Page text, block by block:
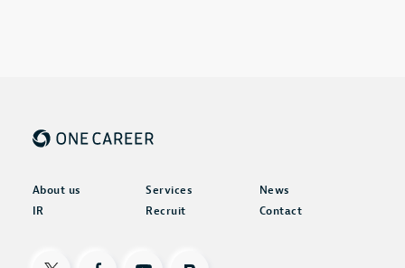
About us Services
News
IR
Recruit Contact